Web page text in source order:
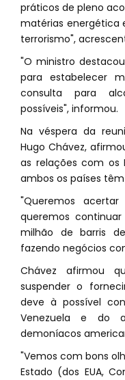
práticos de pleno
matérias energética
terrorismo",
"O ministro
para estabelecer
consulta para
possíveis", informou.
Na véspera da
Hugo Chávez,
as relações com os
ambos os países
"Queremos
queremos
milhão de barris
fazendo negócios
Chávez afirmou
suspender o
deve à possível
Venezuela e do
demoníacos
"Vemos com bons
Estado (dos EUA,